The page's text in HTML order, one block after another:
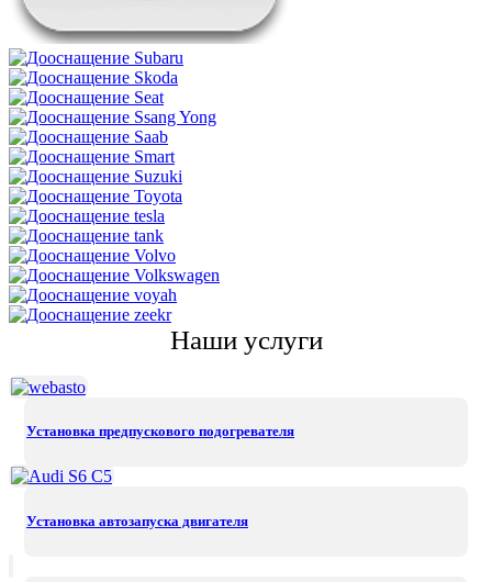
Наши услуги
Установка предпускового подогревателя
Установка автозапуска двигателя